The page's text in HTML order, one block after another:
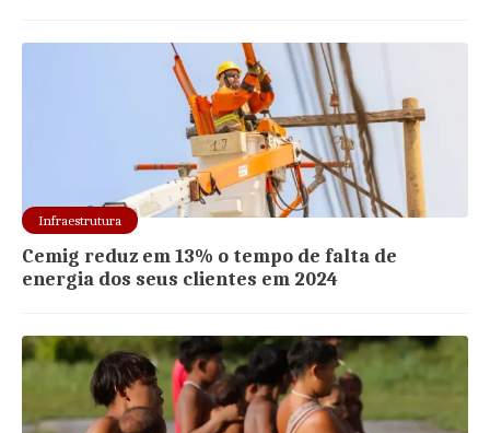
Infraestrutura
Cemig reduz em 13% o tempo de falta de
energia dos seus clientes em 2024